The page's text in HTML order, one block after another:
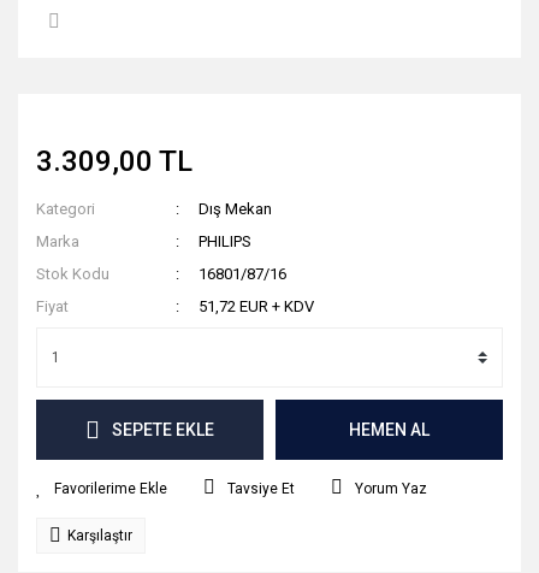
3.309,00 TL
Kategori
Dış Mekan
Marka
PHILIPS
Stok Kodu
16801/87/16
Fiyat
51,72 EUR + KDV
SEPETE EKLE HEMEN AL
Tavsiye Et Yorum Yaz
Karşılaştır